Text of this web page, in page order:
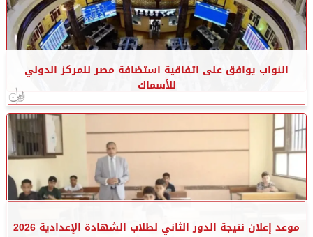
النواب يوافق على اتفاقية استضافة مصر للمركز الدولي
للأسماك
موعد إعلان نتيجة الدور الثاني لطلاب الشهادة الإعدادية 2026